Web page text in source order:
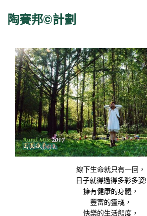
陶賽邦©計劃
線下生命就只有一回，
日子就得過得多彩多姿!
擁有健康的身體，
豐富的靈魂，
快樂的生活態度，